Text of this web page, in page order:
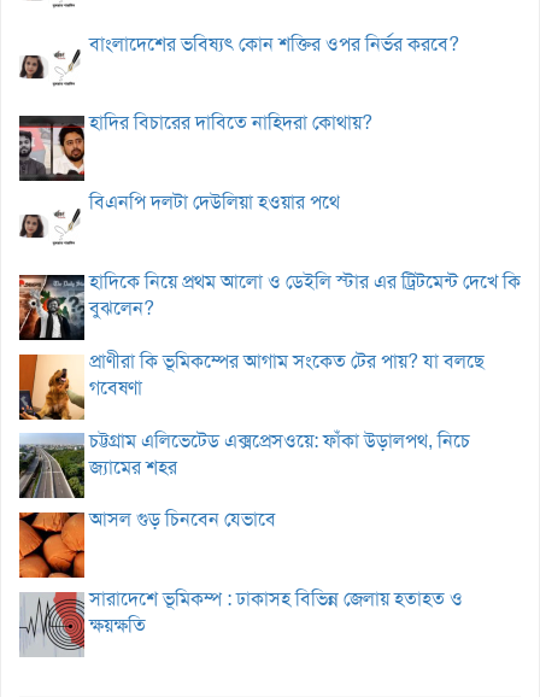
বাংলাদেশের ভবিষ্যৎ কোন শক্তির ওপর নির্ভর করবে?
হাদির বিচারের দাবিতে নাহিদরা কোথায়?
বিএনপি দলটা দেউলিয়া হওয়ার পথে
হাদিকে নিয়ে প্রথম আলো ও ডেইলি স্টার এর ট্রিটমেন্ট দেখে কি
বুঝলেন?
প্রাণীরা কি ভূমিকম্পের আগাম সংকেত টের পায়? যা বলছে
গবেষণা
চট্টগ্রাম এলিভেটেড এক্সপ্রেসওয়ে: ফাঁকা উড়ালপথ, নিচে
জ্যামের শহর
আসল গুড় চিনবেন যেভাবে
সারাদেশে ভূমিকম্প : ঢাকাসহ বিভিন্ন জেলায় হতাহত ও
ক্ষয়ক্ষতি